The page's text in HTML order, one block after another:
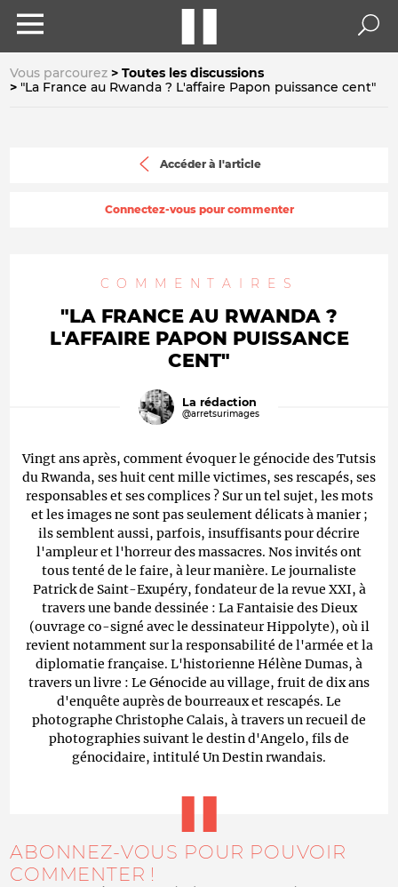
Vous parcourez
Toutes les discussions
"La France au Rwanda ? L'affaire Papon puissance cent"
Accéder à l'article
Connectez-vous pour commenter
COMMENTAIRES
"LA FRANCE AU RWANDA ?
L'AFFAIRE PAPON PUISSANCE
CENT"
La rédaction
@arretsurimages
Vingt ans après, comment évoquer le génocide des Tutsis
du Rwanda, ses huit cent mille victimes, ses rescapés, ses
responsables et ses complices ? Sur un tel sujet, les mots
et les images ne sont pas seulement délicats à manier ;
ils semblent aussi, parfois, insuffisants pour décrire
l'ampleur et l'horreur des massacres. Nos invités ont
tous tenté de le faire, à leur manière. Le journaliste
Patrick de Saint-Exupéry, fondateur de la revue XXI, à
travers une bande dessinée : La Fantaisie des Dieux
(ouvrage co-signé avec le dessinateur Hippolyte), où il
revient notamment sur la responsabilité de l'armée et la
diplomatie française. L'historienne Hélène Dumas, à
travers un livre : Le Génocide au village, fruit de dix ans
d'enquête auprès de bourreaux et rescapés. Le
photographe Christophe Calais, à travers un recueil de
photographies suivant le destin d'Angelo, fils de
génocidaire, intitulé Un Destin rwandais.
ABONNEZ-VOUS POUR POUVOIR
COMMENTER !